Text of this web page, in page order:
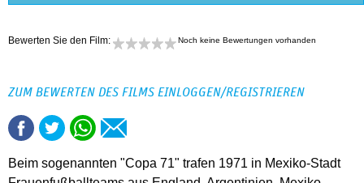
Bewerten Sie den Film: Noch keine Bewertungen vorhanden
ZUM BEWERTEN DES FILMS EINLOGGEN/REGISTRIEREN
Beim sogenannten "Copa 71" trafen 1971 in Mexiko-Stadt